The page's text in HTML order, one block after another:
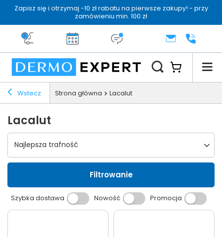
Zapisz się i otrzymaj -10 zł rabatu na pierwsze zakupy! - przy
zamówieniu min. 100 zł
Darmowa dostawa od 199 zł
14 dni na zwrotDermo konsultacjaKONTAKT+48 222
Wstecz Strona główna Lacalut
Lacalut
Wybierz sortowanie
Najlepsza trafność
Filtrowanie
Szybka dostawa Nowość Promocja